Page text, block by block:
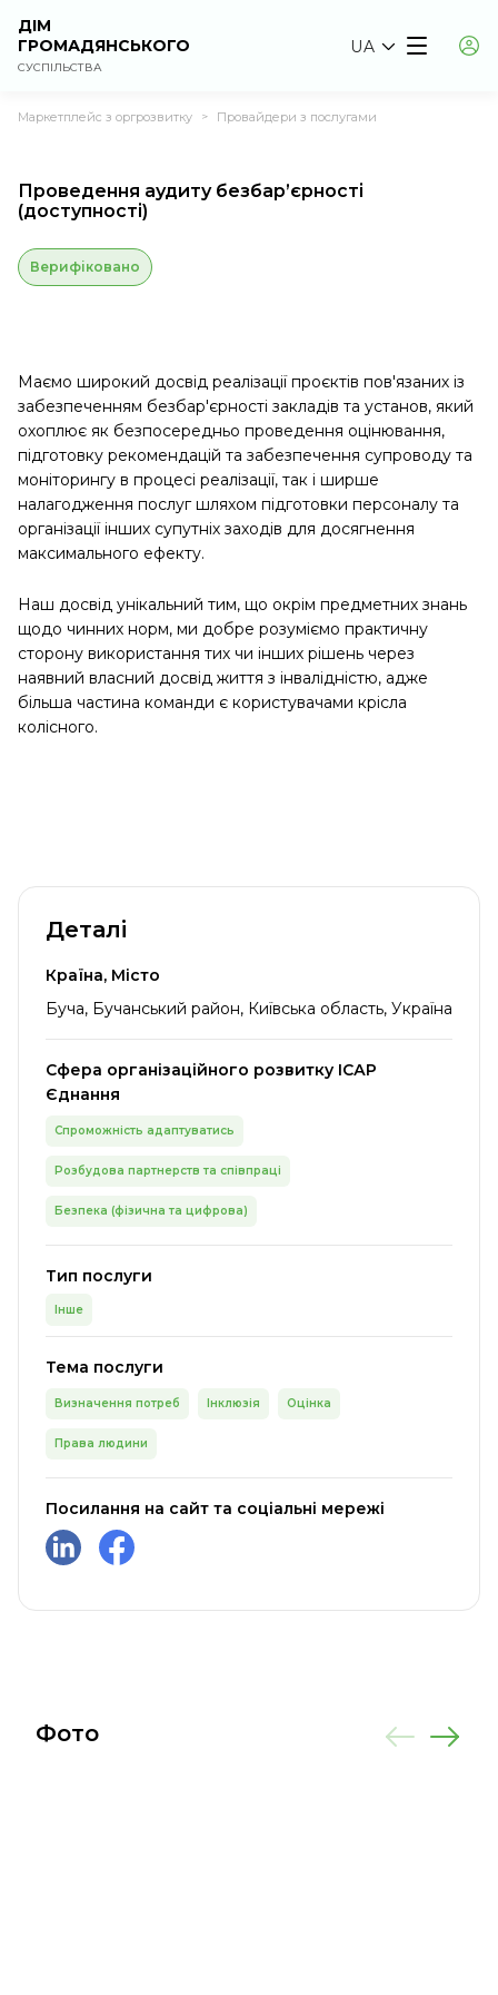
ДІМ
ГРОМАДЯНСЬКОГО
СУСПІЛЬСТВА
UA
Маркетплейс з оргрозвитку > Провайдери з послугами
Проведення аудиту безбар’єрності
(доступності)
Верифіковано
Маємо широкий досвід реалізації проєктів пов'язаних із
забезпеченням безбар'єрності закладів та установ, який
охоплює як безпосередньо проведення оцінювання,
підготовку рекомендацій та забезпечення супроводу та
моніторингу в процесі реалізації, так і ширше
налагодження послуг шляхом підготовки персоналу та
організації інших супутніх заходів для досягнення
максимального ефекту.
Наш досвід унікальний тим, що окрім предметних знань
щодо чинних норм, ми добре розуміємо практичну
сторону використання тих чи інших рішень через
наявний власний досвід життя з інвалідністю, адже
більша частина команди є користувачами крісла
колісного.
Деталі
Країна, Місто
Буча, Бучанський район, Київська область, Україна
Сфера організаційного розвитку ІСАР
Єднання
Спроможність адаптуватись
Розбудова партнерств та співпраці
Безпека (фізична та цифрова)
Тип послуги
Інше
Тема послуги
Визначення потреб Інклюзія Оцінка
Права людини
Посилання на сайт та соціальні мережі
Фото